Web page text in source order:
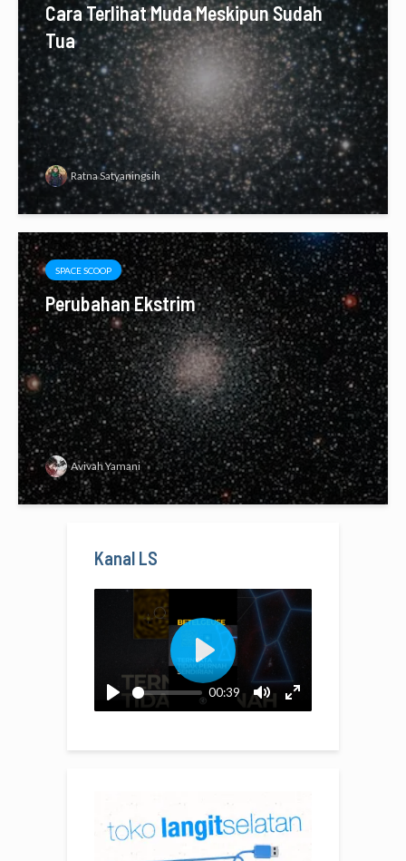
Cara Terlihat Muda Meskipun Sudah
Tua
Ratna Satyaningsih
SPACE SCOOP
Perubahan Ekstrim
Avivah Yamani
Kanal LS